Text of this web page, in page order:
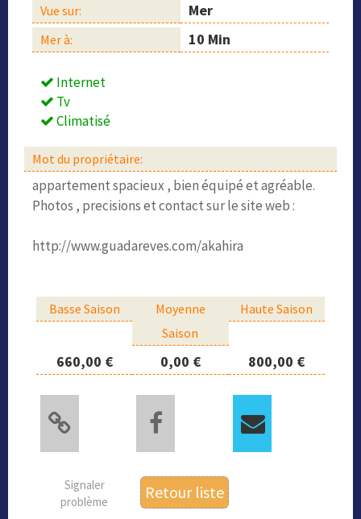
Vue sur: Mer
Mer à: 10 Min
Internet
Tv
Climatisé
Mot du propriétaire:
appartement spacieux , bien équipé et agréable.
Photos , precisions et contact sur le site web :
http://www.guadareves.com/akahira
Basse Saison
Moyenne
Saison
Haute Saison
660,00 € 0,00 € 800,00 €
Signaler
problème
Retour liste